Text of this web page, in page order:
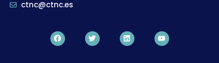
ctnc@ctnc.es